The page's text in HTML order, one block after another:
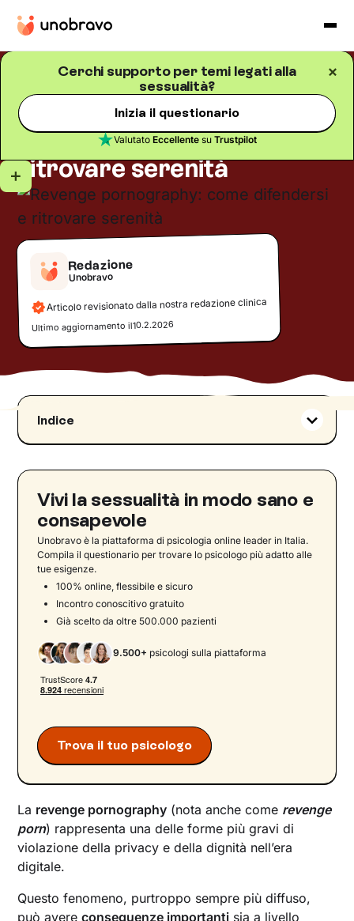
Cerchi supporto per temi legati alla
sessualità?
Inizia il questionario
Valutato Eccellentesu Trustpilot
minuti di lettura
Revenge pornography:
come difendersi e
ritrovare serenità
Redazione
Unobravo
Articolo revisionato dalla nostra redazione clinica
Ultimo aggiornamento il10.2.2026
Indice
Cos’è il revenge porn e differenze rispetto ad
revenge porn
Canali di diffusione e nuove tecnologie
Vittime, fattori di vulnerabilità e rischi per
minori
Conseguenze psicologiche e sociali della
revenge pornography
Aspetti legali in Italia e a livello internazionale
Rimozione dei contenuti di revenge porn e tutela
della privacy online
Prevenzione, strategie di protezione ed
Cosa fare in caso di revenge pornography: passi
immediati, raccolta prove e denuncia
Supporto psicologico e ruolo di familiari e amici
Un passo verso il benessere psicologico
Vivi la sessualità in modo sano e
consapevole
Unobravo è la piattaforma di psicologia online leader in Italia.
Compila il questionario per trovare lo psicologo più adatto alle
tue esigenze.
Trova il tuo psicologo
100% online, flessibile e sicuro
Incontro conoscitivo gratuito
Già scelto da oltre 500.000 pazienti
9.500+ psicologi sulla piattaforma
La revenge pornography (nota anche come revenge
porn) rappresenta una delle forme più gravi di
violazione della privacy e della dignità nell’era
digitale.
Questo fenomeno, purtroppo sempre più diffuso,
può avereconseguenze importanti sia a livello